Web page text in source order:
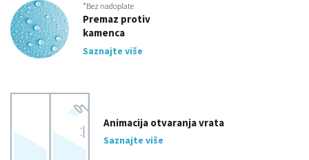
*Bez nadoplate
Premaz protiv
kamenca
Saznajte više
Animacija otvaranja vrata
Saznajte više